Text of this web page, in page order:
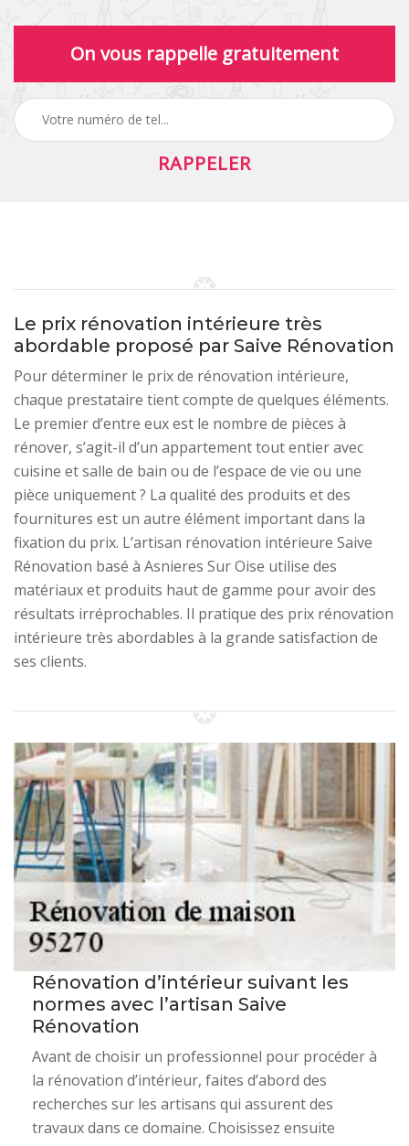
On vous rappelle gratuitement
Le prix rénovation intérieure très
abordable proposé par Saive Rénovation
Pour déterminer le prix de rénovation intérieure,
chaque prestataire tient compte de quelques éléments.
Le premier d’entre eux est le nombre de pièces à
rénover, s’agit-il d’un appartement tout entier avec
cuisine et salle de bain ou de l’espace de vie ou une
pièce uniquement ? La qualité des produits et des
fournitures est un autre élément important dans la
fixation du prix. L’artisan rénovation intérieure Saive
Rénovation basé à Asnieres Sur Oise utilise des
matériaux et produits haut de gamme pour avoir des
résultats irréprochables. Il pratique des prix rénovation
intérieure très abordables à la grande satisfaction de
ses clients.
Rénovation d’intérieur suivant les
normes avec l’artisan Saive
Rénovation
Avant de choisir un professionnel pour procéder à
la rénovation d’intérieur, faites d’abord des
recherches sur les artisans qui assurent des
travaux dans ce domaine. Choisissez ensuite